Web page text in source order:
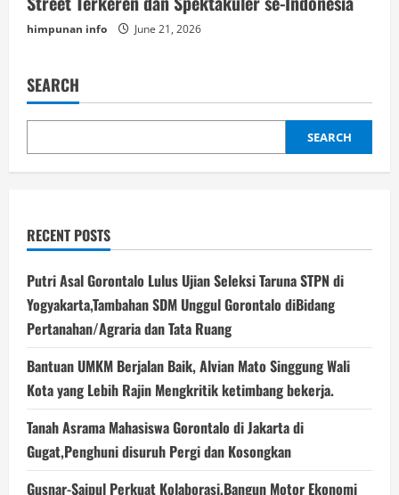
himpunan info June 21, 2026
SEARCH
SEARCH
RECENT POSTS
Putri Asal Gorontalo Lulus Ujian Seleksi Taruna STPN di
Yogyakarta,Tambahan SDM Unggul Gorontalo diBidang
Pertanahan/Agraria dan Tata Ruang
Bantuan UMKM Berjalan Baik, Alvian Mato Singgung Wali
Kota yang Lebih Rajin Mengkritik ketimbang bekerja.
Tanah Asrama Mahasiswa Gorontalo di Jakarta di
Gugat,Penghuni disuruh Pergi dan Kosongkan
Gusnar-Saipul Perkuat Kolaborasi,Bangun Motor Ekonomi